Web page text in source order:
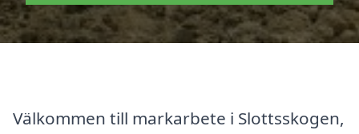
Välkommen till markarbete i Slottsskogen,